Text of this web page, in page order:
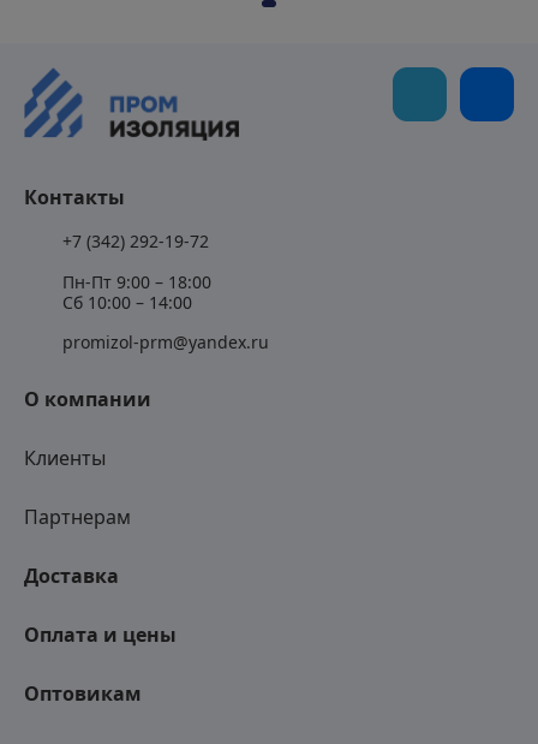
О компании
Клиенты
Партнерам
Доставка
Оплата и цены
Оптовикам
Контакты
+7 (342) 292-19-72
Пн-Пт 9:00 – 18:00
Сб 10:00 – 14:00
promizol-prm@yandex.ru